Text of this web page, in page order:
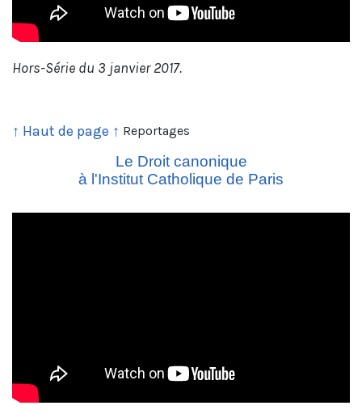
Hors-Série du 3 janvier 2017.
↑ Haut de page ↑ Reportages
Le Droit canonique
à l'Institut Catholique de Paris